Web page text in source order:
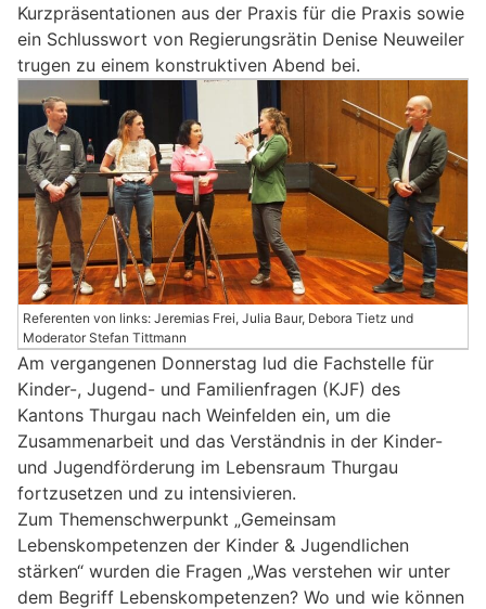
Kurzpräsentationen aus der Praxis für die Praxis sowie
ein Schlusswort von Regierungsrätin Denise Neuweiler
trugen zu einem konstruktiven Abend bei.
Referenten von links: Jeremias Frei, Julia Baur, Debora Tietz und
Moderator Stefan Tittmann
Am vergangenen Donnerstag lud die Fachstelle für
Kinder-, Jugend- und Familienfragen (KJF) des
Kantons Thurgau nach Weinfelden ein, um die
Zusammenarbeit und das Verständnis in der Kinder-
und Jugendförderung im Lebensraum Thurgau
fortzusetzen und zu intensivieren.
Zum Themenschwerpunkt „Gemeinsam
Lebenskompetenzen der Kinder & Jugendlichen
stärken“ wurden die Fragen „Was verstehen wir unter
dem Begriff Lebenskompetenzen? Wo und wie können